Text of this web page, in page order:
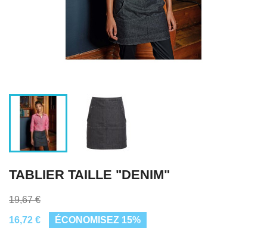
TABLIER TAILLE "DENIM"
19,67 €
16,72 €
ÉCONOMISEZ 15%